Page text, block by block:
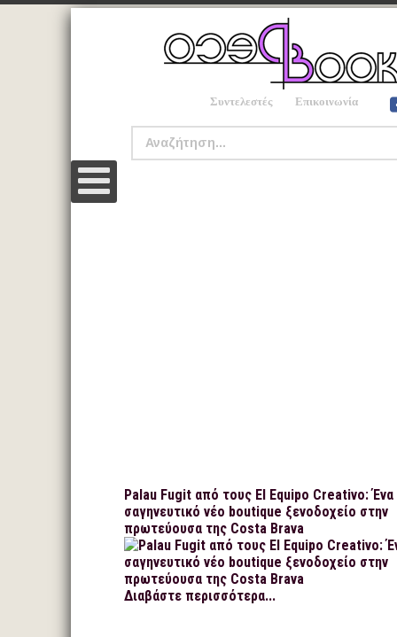
Συντελεστές Επικοινωνία
Palau Fugit από τους El Equipo Creativo: Ένα
σαγηνευτικό νέο boutique ξενοδοχείο στην
πρωτεύουσα της Costa Brava
Διαβάστε περισσότερα...